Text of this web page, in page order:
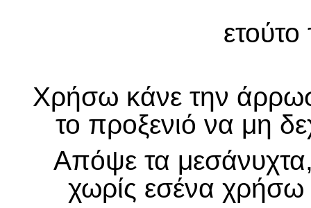
Χρήσω κάνε την
το προξενιό να μη
Απόψε τα
χωρίς εσένα χρήσω